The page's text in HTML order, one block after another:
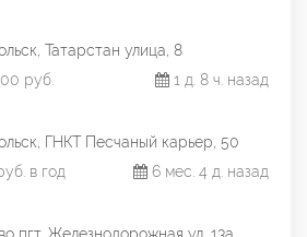
Татарстан улица, 8
руб.
1 д. 8 ч. назад
ГНКТ Песчаный карьер, 50
в год
6 мес. 4 д. назад